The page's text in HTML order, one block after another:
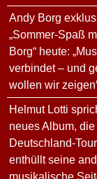
Andy Borg
„Sommer-Spaß
Borg“ heute:
verbindet – und
wollen wir
Helmut Lotti
neues Album, die
Deutschland-
enthüllt seine
musikalische